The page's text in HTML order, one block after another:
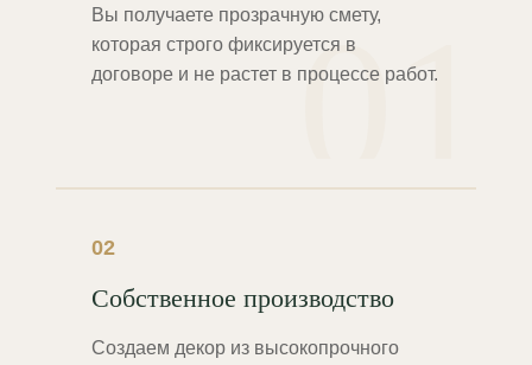
01
Вы получаете прозрачную смету,
которая строго фиксируется в
договоре и не растет в процессе работ.
02
Собственное производство
Создаем декор из высокопрочного